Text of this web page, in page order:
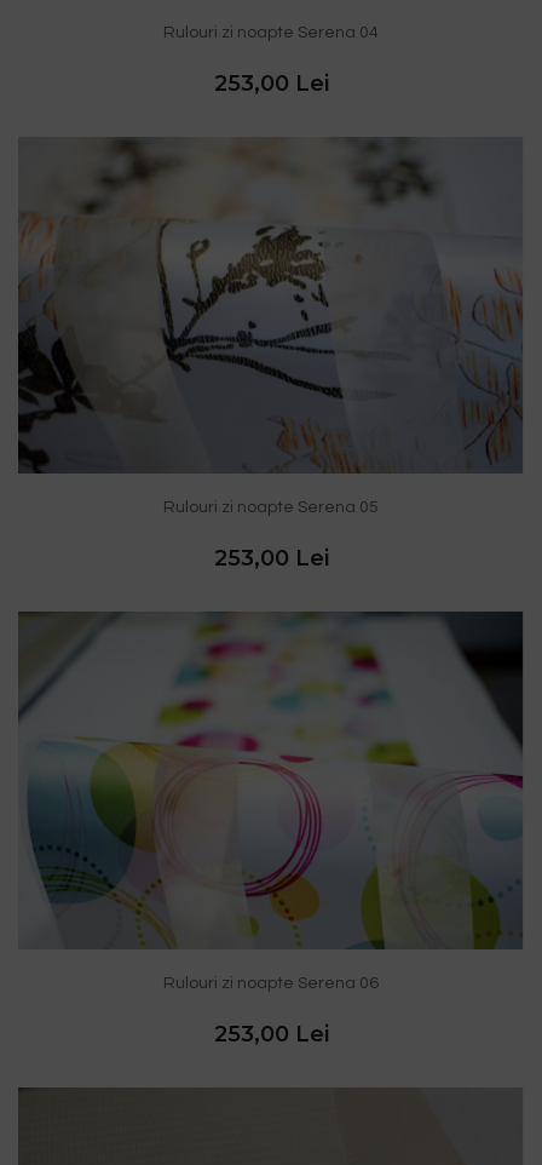
Rulouri zi noapte Serena 04
253,00 Lei
Rulouri zi noapte Serena 05
253,00 Lei
Rulouri zi noapte Serena 06
253,00 Lei